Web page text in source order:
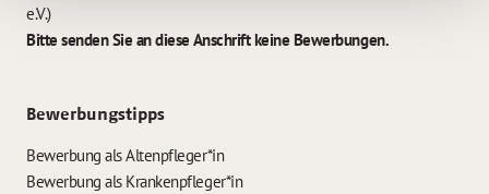
e.V.)
Bitte senden Sie an diese Anschrift keine Bewerbungen.
Bewerbungstipps
Bewerbung als Altenpfleger*in
Bewerbung als Krankenpfleger*in